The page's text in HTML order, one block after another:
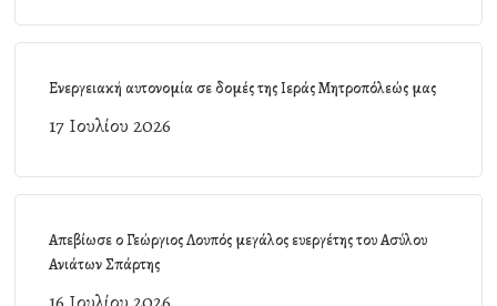
Ενεργειακή αυτονομία σε δομές της Ιεράς Μητροπόλεώς μας
17 Ιουλίου 2026
Απεβίωσε ο Γεώργιος Λουπός μεγάλος ευεργέτης του Ασύλου
Ανιάτων Σπάρτης